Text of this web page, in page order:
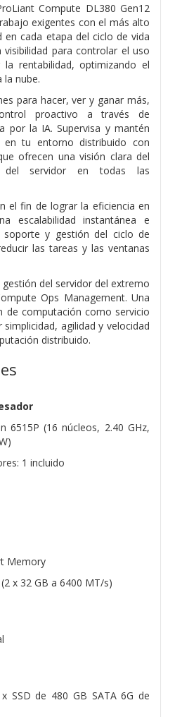
Compute DL380 Gen12
exigentes con el más alto
en cada etapa del ciclo de vida
para controlar el uso
rentabilidad, optimizando el
la nube.
para hacer, ver y ganar más,
proactivo a través de
por la IA. Supervisa y mantén
tu entorno distribuido con
ofrecen una visión clara del
del servidor en todas las
el fin de lograr la eficiencia en
escalabilidad instantánea e
soporte y gestión del ciclo de
las tareas y las ventanas
del servidor del extremo
Ops Management. Una
de computación como servicio
agilidad y velocidad
distribuido.
6515P (16 núcleos, 2.40 GHz,
1 incluido
Memory
x 32 GB a 6400 MT/s)
SSD de 480 GB SATA 6G de